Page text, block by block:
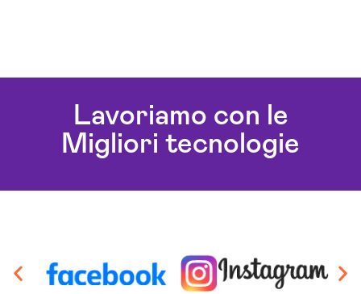
Lavoriamo con le
Migliori tecnologie